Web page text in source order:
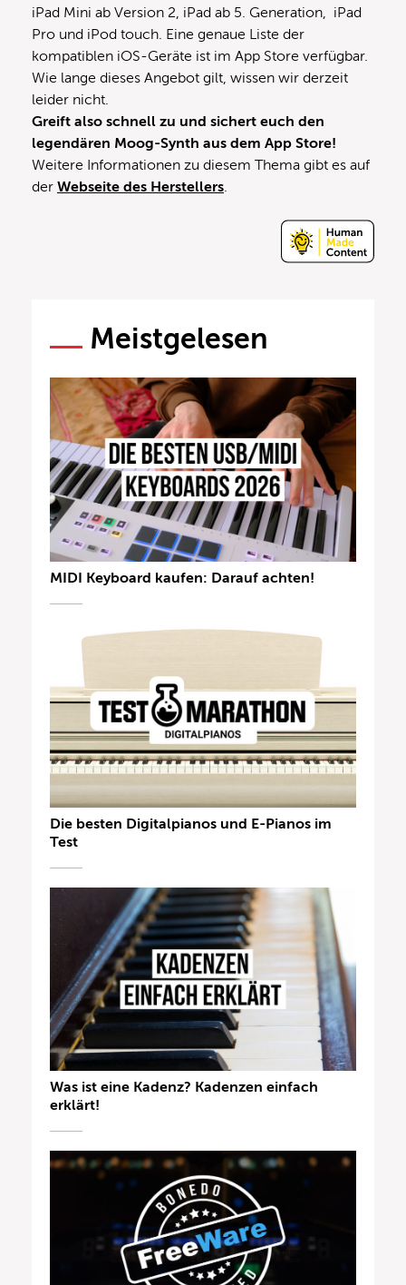
iPad Mini ab Version 2, iPad ab 5. Generation, iPad
Pro und iPod touch. Eine genaue Liste der
kompatiblen iOS-Geräte ist im App Store verfügbar.
Wie lange dieses Angebot gilt, wissen wir derzeit
leider nicht.
Greift also schnell zu und sichert euch den
legendären Moog-Synth aus dem App Store!
Weitere Informationen zu diesem Thema gibt es auf
der Webseite des Herstellers.
Meistgelesen
MIDI Keyboard kaufen: Darauf achten!
Die besten Digitalpianos und E-Pianos im
Test
Was ist eine Kadenz? Kadenzen einfach
erklärt!